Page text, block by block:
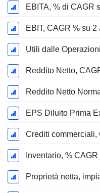
EBITA, % di CAGR
EBIT, CAGR % su 2
Reddito Netto,
Reddito Netto
EPS Diluito Prima
Crediti commerciali,
Inventario, %